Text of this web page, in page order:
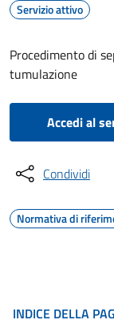
Servizio attivo
Procedimento di
tumulazione
Accedi al
Condividi
Normativa di
INDICE DELLA